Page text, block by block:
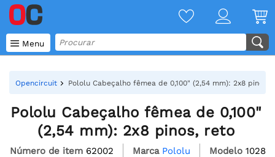
 Menu
Opencircuit Pololu Cabeçalho fêmea de 0,100" (2,54 mm): 2x8 pinos,
Pololu Cabeçalho fêmea de 0,100"
(2,54 mm): 2x8 pinos, reto
Número de item 62002 Marca Pololu Modelo 1028